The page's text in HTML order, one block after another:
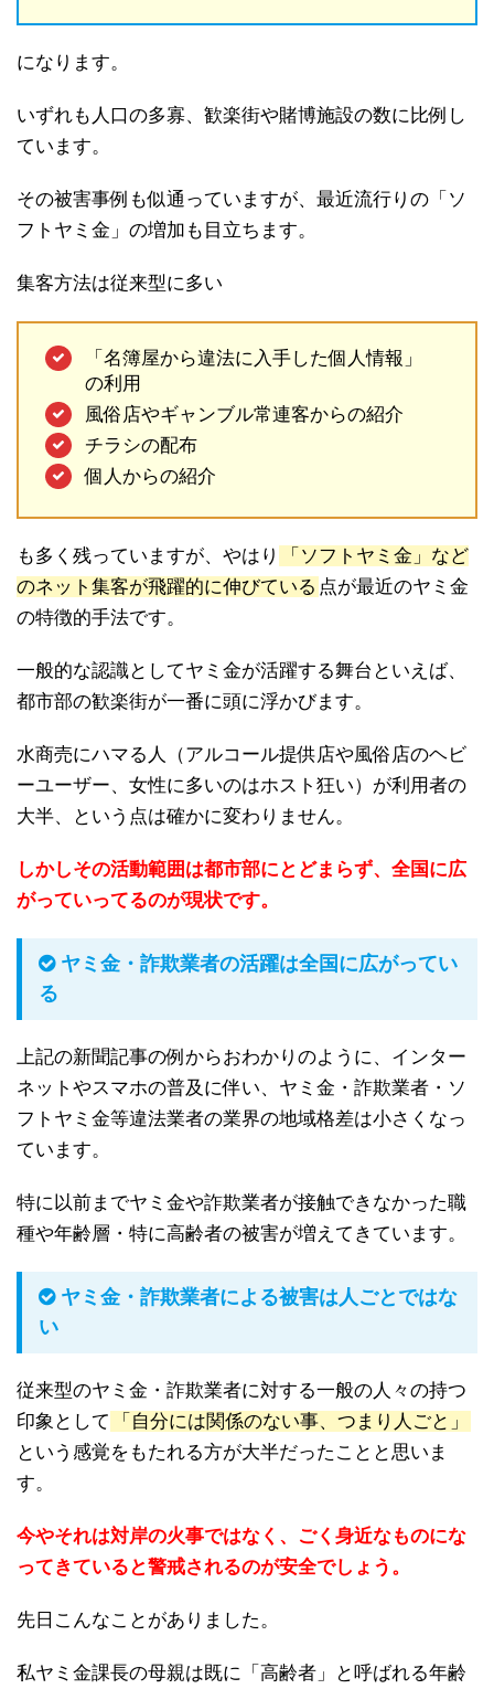
になります。
いずれも人口の多寡、歓楽街や賭博施設の数に比例し
ています。
その被害事例も似通っていますが、最近流行りの「ソ
フトヤミ金」の増加も目立ちます。
集客方法は従来型に多い
「名簿屋から違法に入手した個人情報」
の利用
風俗店やギャンブル常連客からの紹介
チラシの配布
個人からの紹介
も多く残っていますが、やはり
「ソフトヤミ金」など
のネット集客が飛躍的に伸びている 点が最近のヤミ金
の特徴的手法です。
一般的な認識としてヤミ金が活躍する舞台といえば、
都市部の歓楽街が一番に頭に浮かびます。
水商売にハマる人（アルコール提供店や風俗店のヘビ
ーユーザー、女性に多いのはホスト狂い）が利用者の
大半、という点は確かに変わりません。
しかしその活動範囲は都市部にとどまらず、全国に広
がっていってるのが現状です。
ヤミ金・詐欺業者の活躍は全国に広がってい
る
上記の新聞記事の例からおわかりのように、インター
ネットやスマホの普及に伴い、ヤミ金・詐欺業者・ソ
フトヤミ金等違法業者の業界の地域格差は小さくなっ
ています。
特に以前までヤミ金や詐欺業者が接触できなかった職
種や年齢層・特に高齢者の被害が増えてきています。
ヤミ金・詐欺業者による被害は人ごとではな
い
従来型のヤミ金・詐欺業者に対する一般の人々の持つ
印象として
「自分には関係のない事、つまり人ごと」
という感覚をもたれる方が大半だったことと思いま
す。
今やそれは対岸の火事ではなく、ごく身近なものにな
ってきていると警戒されるのが安全でしょう。
先日こんなことがありました。
私ヤミ金課長の母親は既に「高齢者」と呼ばれる年齢